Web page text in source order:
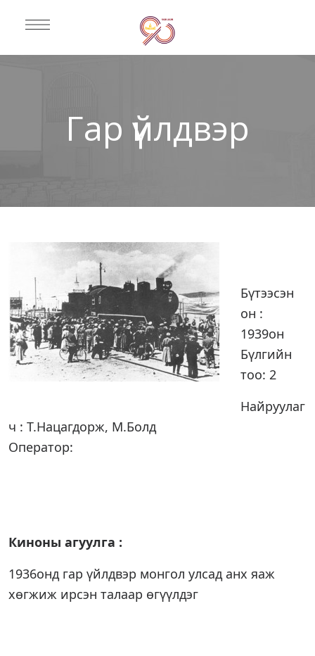
Гар үйлдвэр
Бүтээсэн
он :
1939он
Бүлгийн
тоо: 2
Найруулаг
ч : Т.Нацагдорж, М.Болд
Оператор:
Киноны агуулга :
1936онд гар үйлдвэр монгол улсад анх яаж
хөгжиж ирсэн талаар өгүүлдэг